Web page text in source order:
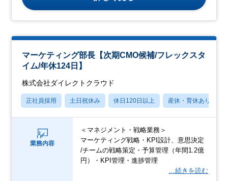
マーケティング部長【次期CMO候補/フレックスタ
イム/年休124日】
株式会社ダイレクトクラウド
正社員採用 土日祝休み 休日120日以上 産休・育休あり
業務内容
＜マネジメント・戦略業務＞
マーケティング戦略・KPI設計、意思決定
/チームの戦略策定・予算管理（年間1.2億
円）・KPI管理・進捗管理
…続きを読む